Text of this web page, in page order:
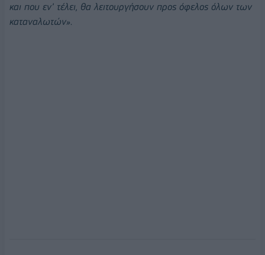
και που εν’ τέλει, θα λειτουργήσουν προς όφελος όλων των
καταναλωτών».